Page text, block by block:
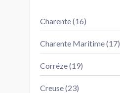
Charente (16)
Charente Maritime (17)
Corréze (19)
Creuse (23)